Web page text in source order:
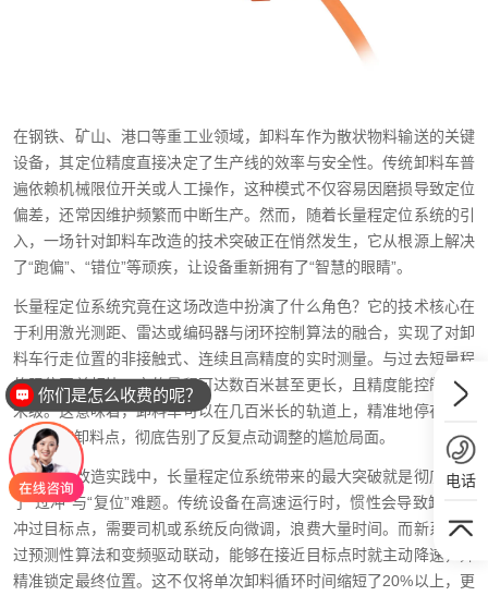
在钢铁、矿山、港口等重工业领域，卸料车作为散状物料输送的关键
设备，其定位精度直接决定了生产线的效率与安全性。传统卸料车普
遍依赖机械限位开关或人工操作，这种模式不仅容易因磨损导致定位
偏差，还常因维护频繁而中断生产。然而，随着长量程定位系统的引
入，一场针对卸料车改造的技术突破正在悄然发生，它从根源上解决
了“跑偏”、“错位”等顽疾，让设备重新拥有了“智慧的眼睛”。
长量程定位系统究竟在这场改造中扮演了什么角色？它的技术核心在
于利用激光测距、雷达或编码器与闭环控制算法的融合，实现了对卸
料车行走位置的非接触式、连续且高精度的实时测量。与过去短量程
的限位开关相比，它的量程可达数百米甚至更长，且精度能控制在毫
米级。这意味着，卸料车可以在几百米长的轨道上，精准地停在每一
个预定的卸料点，彻底告别了反复点动调整的尴尬局面。
在具体的改造实践中，长量程定位系统带来的最大突破就是彻底解决
了“过冲”与“复位”难题。传统设备在高速运行时，惯性会导致卸料车
冲过目标点，需要司机或系统反向微调，浪费大量时间。而新系统通
过预测性算法和变频驱动联动，能够在接近目标点时就主动降速，并
精准锁定最终位置。这不仅将单次卸料循环时间缩短了20%以上，更
电话
你们是怎么收费的呢？